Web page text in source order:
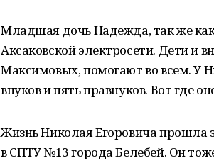
Младшая дочь Надежда, так же как
Аксаковской электросети. Дети и
Максимовых, помогают во всем. У
внуков и пять правнуков. Вот где
Жизнь Николая Егоровича прошла
в СПТУ №13 города Белебей. Он